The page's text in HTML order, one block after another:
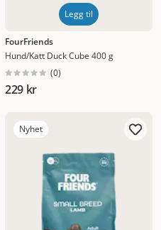
Legg til
FourFriends
Hund/Katt Duck Cube 400 g
(0)
229 kr
Nyhet